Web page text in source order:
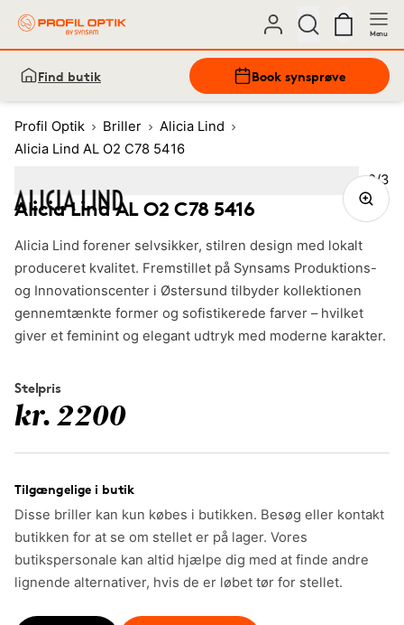
Menu
Find butik Book synsprøve
Profil Optik Briller
Alicia Lind
Alicia Lind AL O2 C78 5416
Alicia Lind AL O2 C78 5416
Alicia Lind forener selvsikker, stilren design med lokalt
produceret kvalitet. Fremstillet på Synsams Produktions-
og Innovationscenter i Østersund tilbyder kollektionen
gennemtænkte former og sofistikerede farver – hvilket
giver et feminint og elegant udtryk med moderne karakter.
Stelpris
kr. 2200
Tilgængelige i butik
Disse briller kan kun købes i butikken. Besøg eller kontakt
butikken for at se om stellet er på lager. Vores
butikspersonale kan altid hjælpe dig med at finde andre
lignende alternativer, hvis de er løbet tør for stellet.
2/3
Image1 3